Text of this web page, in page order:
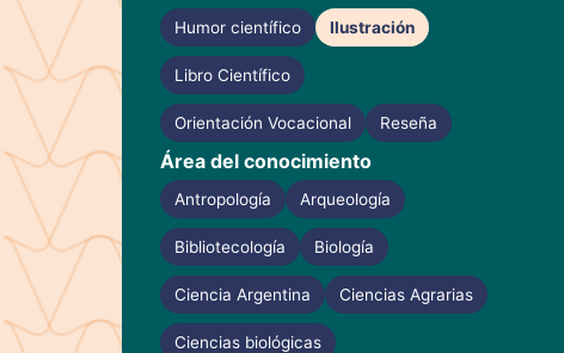
Humor científico Ilustración
Libro Científico
Orientación Vocacional Reseña
Área del conocimiento
Antropología Arqueología
Bibliotecología Biología
Ciencia Argentina Ciencias Agrarias
Ciencias biológicas